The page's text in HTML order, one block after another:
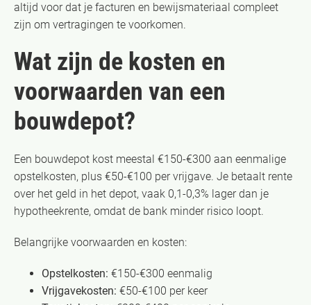
altijd voor dat je facturen en bewijsmateriaal compleet
zijn om vertragingen te voorkomen.
Wat zijn de kosten en
voorwaarden van een
bouwdepot?
Een bouwdepot kost meestal €150-€300 aan eenmalige
opstelkosten, plus €50-€100 per vrijgave. Je betaalt rente
over het geld in het depot, vaak 0,1-0,3% lager dan je
hypotheekrente, omdat de bank minder risico loopt.
Belangrijke voorwaarden en kosten:
Opstelkosten: €150-€300 eenmalig
Vrijgavekosten: €50-€100 per keer